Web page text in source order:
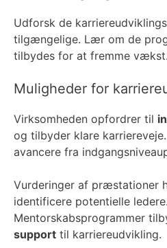
Udforsk de
tilgængelige. Lær om de
tilbydes for at fremme vækst.
Muligheder for
Virksomheden opfordrer til
og tilbyder klare
avancere fra
Vurderinger af præstationer
identificere potentielle ledere.
Mentorskabsprogrammer
support til karriereudvikling.